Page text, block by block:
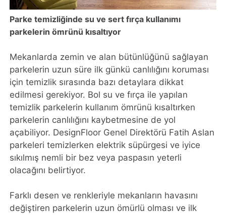
Parke temizliğinde su ve sert fırça kullanımı
parkelerin ömrünü kısaltıyor
Mekanlarda zemin ve alan bütünlüğünü sağlayan
parkelerin uzun süre ilk günkü canlılığını koruması
için temizlik sırasında bazı detaylara dikkat
edilmesi gerekiyor. Bol su ve fırça ile yapılan
temizlik parkelerin kullanım ömrünü kısaltırken
parkelerin canlılığını kaybetmesine de yol
açabiliyor. DesignFloor Genel Direktörü Fatih Aslan
parkeleri temizlerken elektrik süpürgesi ve iyice
sıkılmış nemli bir bez veya paspasın yeterli
olacağını belirtiyor.
Farklı desen ve renkleriyle mekanların havasını
değiştiren parkelerin uzun ömürlü olması ve ilk